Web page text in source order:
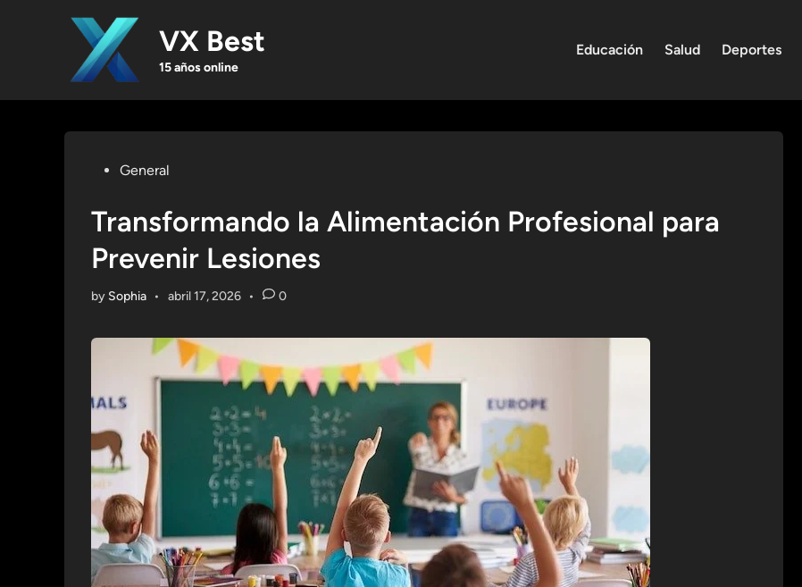
VX Best
15 años online
Educación Salud Deportes
PostedGeneral
Transformando la Alimentación Profesional para
Prevenir Lesiones
by Sophia • abril 17, 2026 • 0